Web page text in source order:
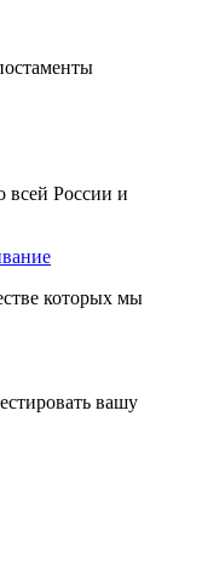
всей России и
которых мы
вашу